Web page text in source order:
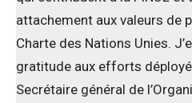
attachement aux valeurs de
Charte des Nations Unies.
gratitude aux efforts
Secrétaire général de